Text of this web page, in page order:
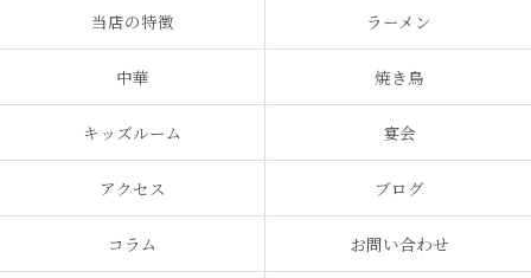
当店の特徴 ラーメン
中華 焼き鳥
キッズルーム 宴会
アクセス ブログ
コラム お問い合わせ